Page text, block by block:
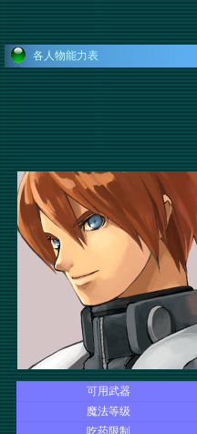
各人物能力表
可用武器
魔法等级
吃药限制